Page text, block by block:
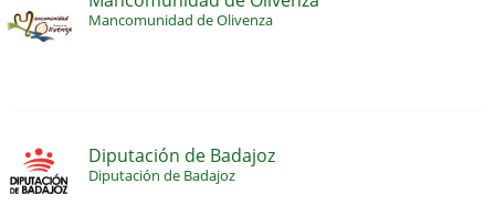
Mancomunidad de Olivenza
Diputación de Badajoz
Diputación de Badajoz